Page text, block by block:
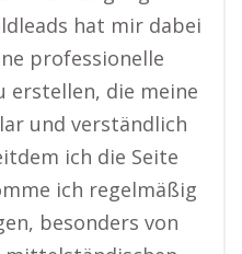
hat mir dabei
professionelle
erstellen, die meine
und verständlich
ich die Seite
ich regelmäßig
besonders von